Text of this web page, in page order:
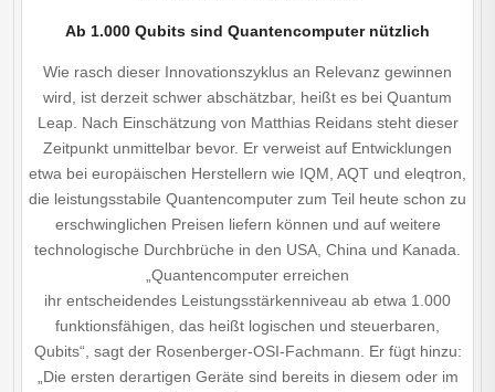
Ab 1.000 Qubits sind Quantencomputer nützlich
Wie rasch dieser Innovationszyklus an Relevanz gewinnen
wird, ist derzeit schwer abschätzbar, heißt es bei Quantum
Leap. Nach Einschätzung von Matthias Reidans steht dieser
Zeitpunkt unmittelbar bevor. Er verweist auf Entwicklungen
etwa bei europäischen Herstellern wie IQM, AQT und eleqtron,
die leistungsstabile Quantencomputer zum Teil heute schon zu
erschwinglichen Preisen liefern können und auf weitere
technologische Durchbrüche in den USA, China und Kanada.
„Quantencomputer erreichen
ihr entscheidendes Leistungsstärkenniveau ab etwa 1.000
funktionsfähigen, das heißt logischen und steuerbaren,
Qubits“, sagt der Rosenberger-OSI-Fachmann. Er fügt hinzu:
„Die ersten derartigen Geräte sind bereits in diesem oder im